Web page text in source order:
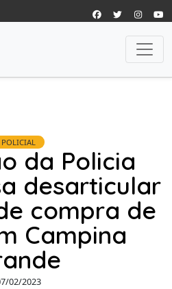
POLICIAL
da Policia
desarticular
compra de
Campina
02/2023